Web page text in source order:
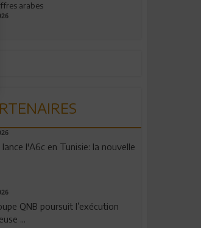
arabes
lance l'A6c en Tunisie: la nouvelle
QNB poursuit l’exécution
...